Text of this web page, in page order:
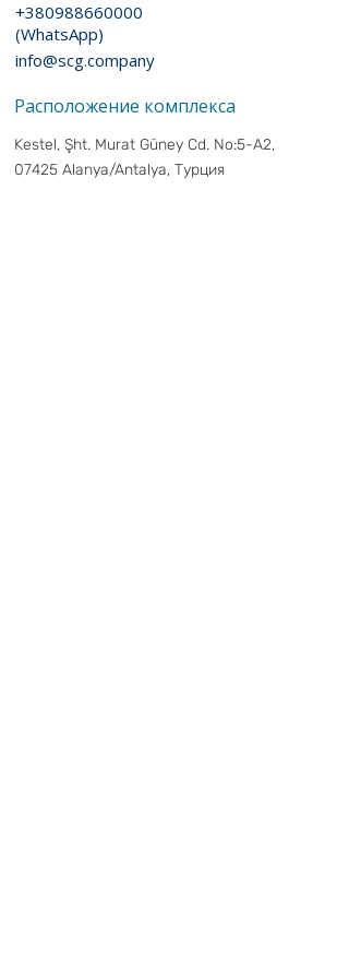
+380988660000
(WhatsApp)
info@scg.company
Расположение комплекса
Kestel, Şht. Murat Güney Cd. No:5-A2,
07425 Alanya/Antalya, Турция